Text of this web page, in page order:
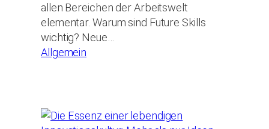
allen Bereichen der Arbeitswelt
elementar. Warum sind Future Skills
wichtig? Neue…
Allgemein